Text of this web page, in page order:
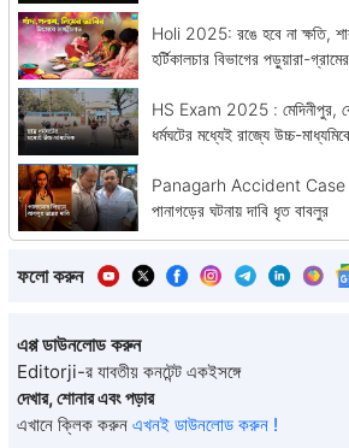
Holi 2025: রঙে হবে না ক্ষতি,
হর্টিকালচার বিভাগের পড়ুয়ারা-
HS Exam 2025 : মেদিনীপুর,
ধর্মঘটের মধ্যেই রাজ্যে উচ্চ-
Panagarh Accident Case :
পানাগড়ের ঘটনায় দাবি ধৃত বাবলুর
ফলো করুন
এপ্প ডাউনলোড করুন
Editorji-র যাবতীয় কনটেন্ট একইসঙ্গে
দেখার, শোনার এবং পড়ার
এখানে ক্লিক করুন এখনই ডাউনলোড করুন !